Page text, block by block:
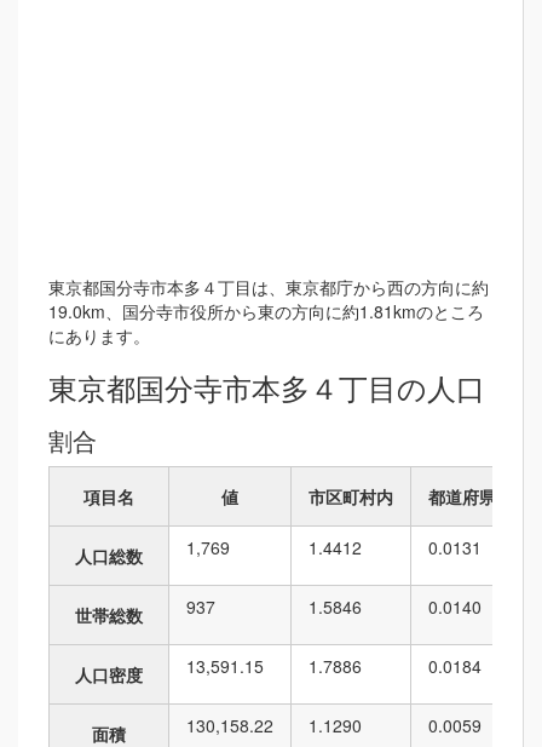
東京都国分寺市本多４丁目は、東京都庁から西の方向に約
19.0km、国分寺市役所から東の方向に約1.81kmのところ
にあります。
東京都国分寺市本多４丁目の人口
割合
項目名 値 市区町村内 都道府県内
人口総数 1,769 1.4412 0.0131
世帯総数 937 1.5846 0.0140
人口密度 13,591.15 1.7886 0.0184
面積 130,158.22 1.1290 0.0059